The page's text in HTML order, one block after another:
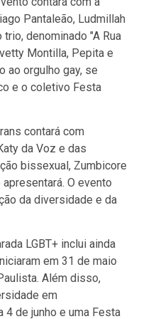
Pantaleão, Ludmillah
denominado "A Rua
Montilla, Pepita e
ao orgulho gay, se
e o coletivo Festa
contará com
da Voz e das
bissexual, Zumbicore
O evento
da diversidade e da
LGBT+ inclui ainda
em 31 de maio
Além disso,
em
4 de junho e uma Festa